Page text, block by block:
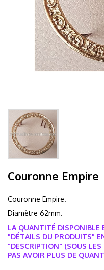
Couronne Empire
Couronne Empire.
Diamètre 62mm.
LA QUANTITÉ DISPONIBLE
"DÉTAILS DU PRODUITS"
"DESCRIPTION" (SOUS LES
PAS AVOIR PLUS DE